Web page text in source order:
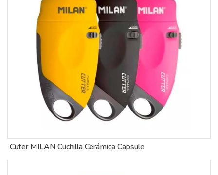
Cuter MILAN Cuchilla Cerámica Capsule